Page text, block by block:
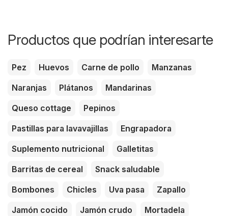
Productos que podrían interesarte
Pez Huevos Carne de pollo
Manzanas
Naranjas
Plátanos
Mandarinas
Queso cottage
Pepinos
Pastillas para lavavajillas
Engrapadora
Suplemento nutricional
Galletitas
Barritas de cereal
Snack saludable
Bombones
Chicles Uva pasa
Zapallo
Jamón cocido
Jamón crudo
Mortadela